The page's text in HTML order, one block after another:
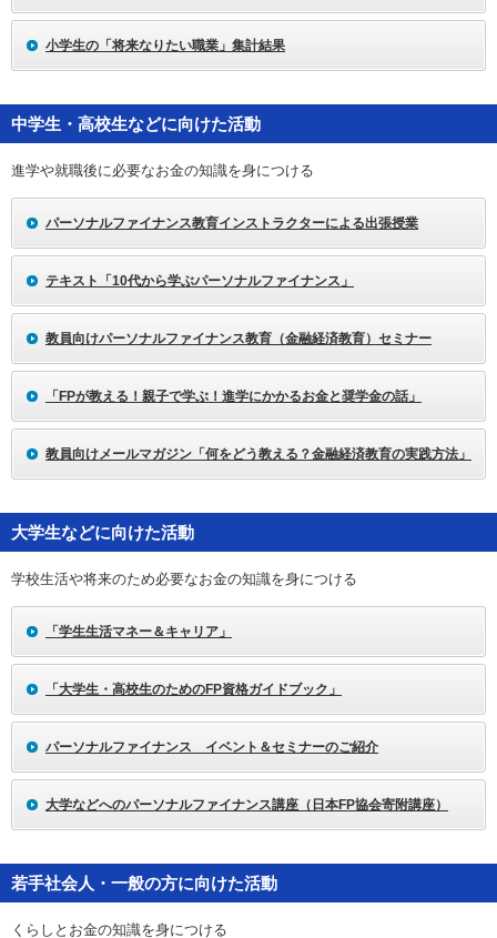
小学生の「将来なりたい職業」集計結果
中学生・高校生などに向けた活動
進学や就職後に必要なお金の知識を身につける
パーソナルファイナンス教育インストラクターによる出張授業
テキスト「10代から学ぶパーソナルファイナンス」
教員向けパーソナルファイナンス教育（金融経済教育）セミナー
「FPが教える！親子で学ぶ！進学にかかるお金と奨学金の話」
教員向けメールマガジン「何をどう教える？金融経済教育の実践方法」
大学生などに向けた活動
学校生活や将来のため必要なお金の知識を身につける
「学生生活マネー＆キャリア」
「大学生・高校生のためのFP資格ガイドブック」
パーソナルファイナンス イベント＆セミナーのご紹介
大学などへのパーソナルファイナンス講座（日本FP協会寄附講座）
若手社会人・一般の方に向けた活動
くらしとお金の知識を身につける